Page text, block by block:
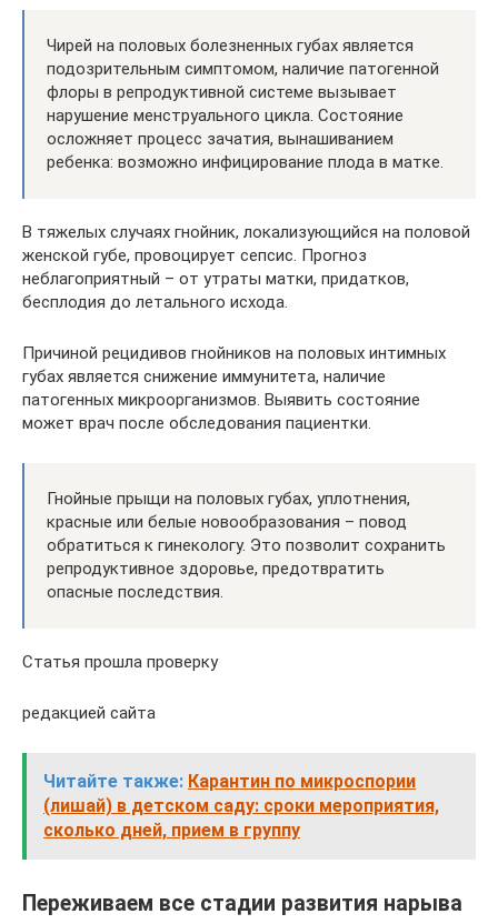
Чирей на половых болезненных губах является
подозрительным симптомом, наличие патогенной
флоры в репродуктивной системе вызывает
нарушение менструального цикла. Состояние
осложняет процесс зачатия, вынашиванием
ребенка: возможно инфицирование плода в матке.
В тяжелых случаях гнойник, локализующийся на половой
женской губе, провоцирует сепсис. Прогноз
неблагоприятный – от утраты матки, придатков,
бесплодия до летального исхода.
Причиной рецидивов гнойников на половых интимных
губах является снижение иммунитета, наличие
патогенных микроорганизмов. Выявить состояние
может врач после обследования пациентки.
Гнойные прыщи на половых губах, уплотнения,
красные или белые новообразования – повод
обратиться к гинекологу. Это позволит сохранить
репродуктивное здоровье, предотвратить
опасные последствия.
Статья прошла проверку
редакцией сайта
Читайте также: Карантин по микроспории
(лишай) в детском саду: сроки мероприятия,
сколько дней, прием в группу
Переживаем все стадии развития нарыва